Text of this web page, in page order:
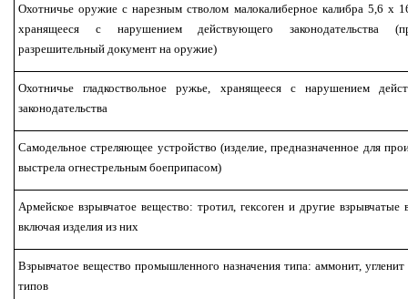
Охотничье оружие с нарезным стволом малокалиберное калибра 5,6 x
хранящееся с нарушением действующего законодательства
разрешительный документ на оружие)
Охотничье гладкоствольное ружье, хранящееся с нарушением
законодательства
Самодельное стреляющее устройство (изделие, предназначенное для
выстрела огнестрельным боеприпасом)
Армейское взрывчатое вещество: тротил, гексоген и другие взрывчатые
включая изделия из них
Взрывчатое вещество промышленного назначения типа: аммонит,
типов